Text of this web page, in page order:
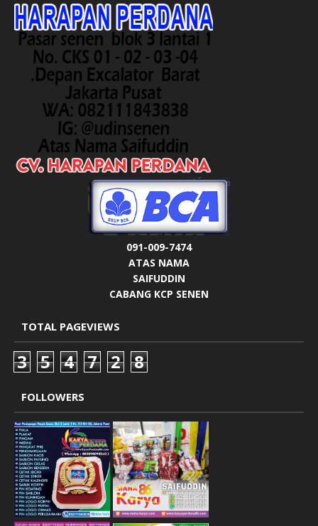
091-009-7474
ATAS NAMA
SAIFUDDIN
CABANG KCP SENEN
TOTAL PAGEVIEWS
3 5 4 7 2 8
FOLLOWERS